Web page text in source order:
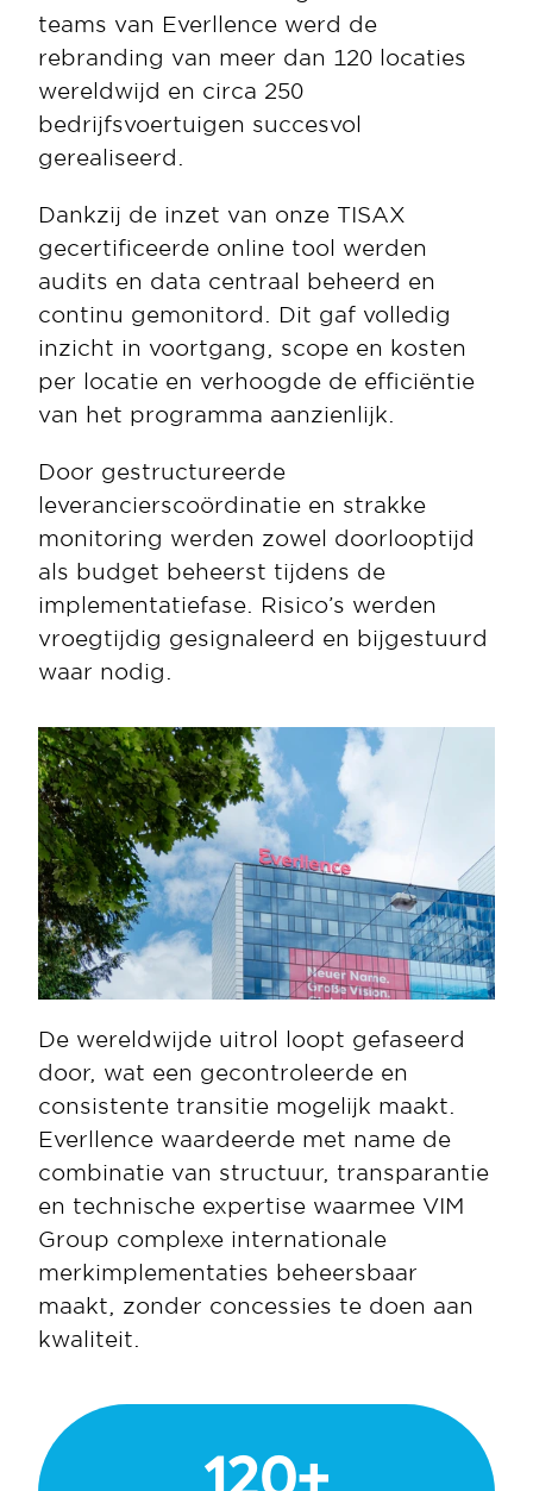
teams van Everllence werd de
rebranding van meer dan 120 locaties
wereldwijd en circa 250
bedrijfsvoertuigen succesvol
gerealiseerd.
Dankzij de inzet van onze TISAX
gecertificeerde online tool werden
audits en data centraal beheerd en
continu gemonitord. Dit gaf volledig
inzicht in voortgang, scope en kosten
per locatie en verhoogde de efficiëntie
van het programma aanzienlijk.
Door gestructureerde
leverancierscoördinatie en strakke
monitoring werden zowel doorlooptijd
als budget beheerst tijdens de
implementatiefase. Risico’s werden
vroegtijdig gesignaleerd en bijgestuurd
waar nodig.
De wereldwijde uitrol loopt gefaseerd
door, wat een gecontroleerde en
consistente transitie mogelijk maakt.
Everllence waardeerde met name de
combinatie van structuur, transparantie
en technische expertise waarmee VIM
Group complexe internationale
merkimplementaties beheersbaar
maakt, zonder concessies te doen aan
kwaliteit.